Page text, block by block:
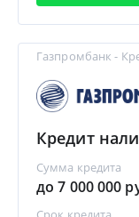
Газпромбанк -
Кредит
Сумма кредита
до 7 000 000